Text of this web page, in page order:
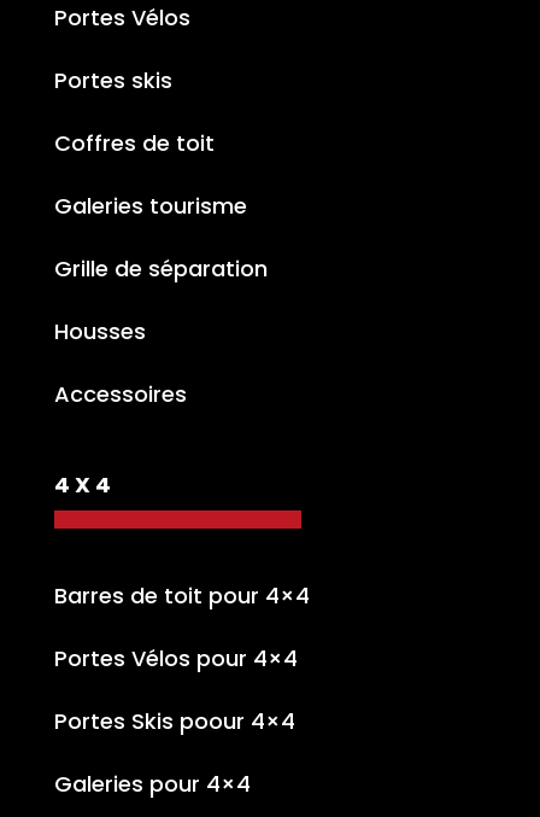
Portes Vélos
Portes skis
Coffres de toit
Galeries tourisme
Grille de séparation
Housses
Accessoires
4 X 4
Barres de toit pour 4×4
Portes Vélos pour 4×4
Portes Skis poour 4×4
Galeries pour 4×4